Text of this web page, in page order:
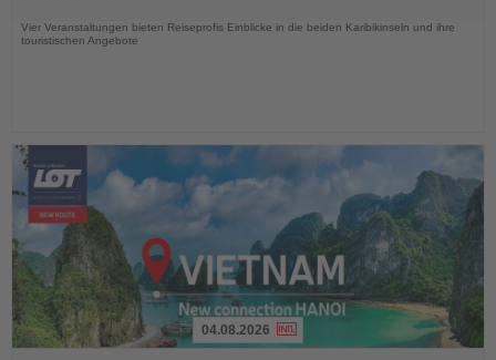
Vier Veranstaltungen bieten Reiseprofis Einblicke in die beiden Karibikinseln und ihre
touristischen Angebote
04.08.2026